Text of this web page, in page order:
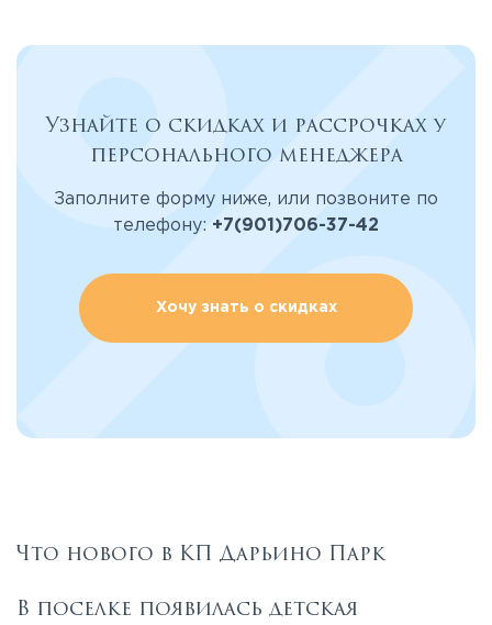
Узнайте о скидках и рассрочках у
персонального менеджера
Заполните форму ниже, или позвоните по
телефону: +7(901)706-37-42
Хочу знать о скидках
Что нового в КП Дарьино Парк
В поселке появилась детская